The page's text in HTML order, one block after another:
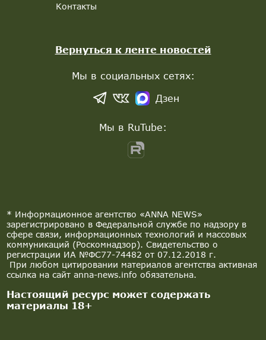
* Информационное агентство «ANNA NEWS»
зарегистрировано в Федеральной службе по надзору в
сфере связи, информационных технологий и массовых
коммуникаций (Роскомнадзор). Свидетельство о
регистрации ИА №ФС77-74482 от 07.12.2018 г.
При любом цитировании материалов агентства активная
ссылка на сайт anna-news.info обязательна.
Настоящий ресурс может содержать
материалы 18+
Контакты
Вернуться к ленте новостей
Мы в социальных сетях:
Дзен
Мы в RuTube: